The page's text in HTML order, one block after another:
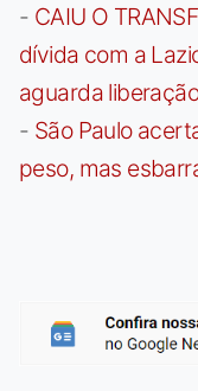
- CAIU O
dívida com a
aguarda
- São Paulo
peso, mas